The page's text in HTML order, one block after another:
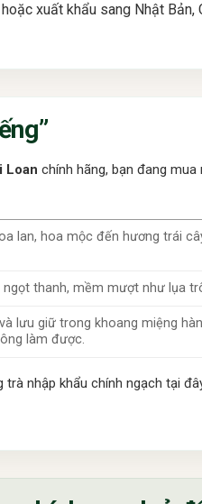
xuất khẩu sang Nhật Bản,
Loan chính hãng, bạn đang
lan, hoa mộc đến hương trái
thanh, mềm mượt như lụa
lưu giữ trong khoang miệng
làm được.
nhập khẩu chính ngạch tại